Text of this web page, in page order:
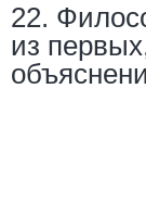
22.
из